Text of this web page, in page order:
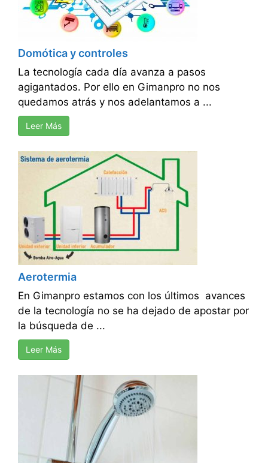
Domótica y controles
La tecnología cada día avanza a pasos
agigantados. Por ello en Gimanpro no nos
quedamos atrás y nos adelantamos a ...
Leer Más
Aerotermia
En Gimanpro estamos con los últimos avances
de la tecnología no se ha dejado de apostar por
la búsqueda de ...
Leer Más